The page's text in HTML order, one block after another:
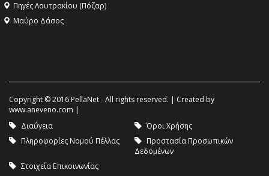
Πηγές Λουτρακίου (Πόζαρ)
Μαύρο Δάσος
Copyright © 2016 PellaNet - All rights reserved. | Created by
www.aneveno.com |
Διαύγεια
Όροι Χρήσης
Πληροφορίες Νομού Πέλλας
Προστασία Προσωπικών
Δεδομένων
Στοιχεία Επικοινωνίας